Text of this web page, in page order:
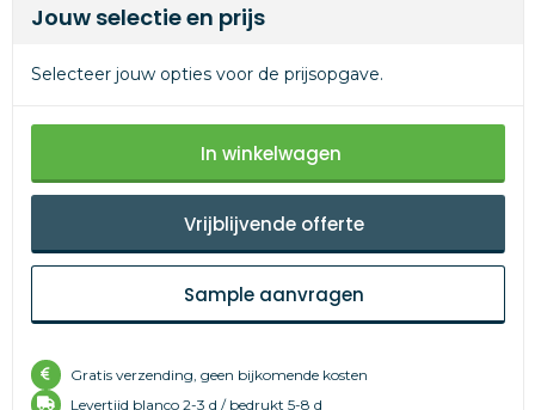
Jouw selectie en prijs
Selecteer jouw opties voor de prijsopgave.
In winkelwagen
Vrijblijvende offerte
Sample aanvragen
Gratis verzending, geen bijkomende kosten
Levertijd blanco 2-3 d / bedrukt 5-8 d